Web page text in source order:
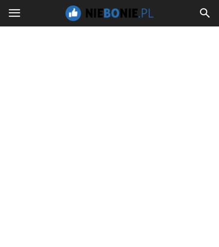
NieBoNie.pl